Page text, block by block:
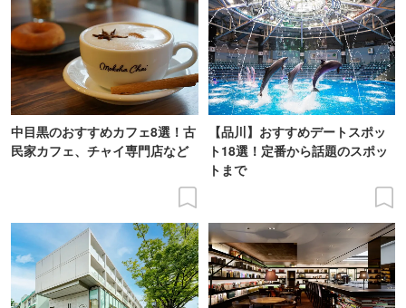
中目黒のおすすめカフェ8選！古
民家カフェ、チャイ専門店など
【品川】おすすめデートスポッ
ト18選！定番から話題のスポッ
トまで